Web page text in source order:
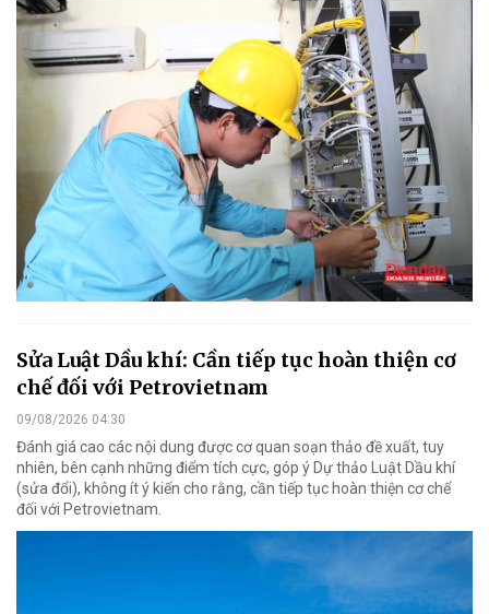
Sửa Luật Dầu khí: Cần tiếp tục hoàn thiện cơ
chế đối với Petrovietnam
09/08/2026 04:30
Đánh giá cao các nội dung được cơ quan soạn thảo đề xuất, tuy
nhiên, bên cạnh những điểm tích cực, góp ý Dự thảo Luật Dầu khí
(sửa đổi), không ít ý kiến cho rằng, cần tiếp tục hoàn thiện cơ chế
đối với Petrovietnam.